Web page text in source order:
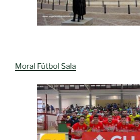
Moral Fútbol Sala